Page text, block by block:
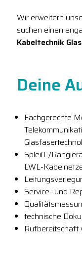
Wir erweitern
suchen einen
Kabeltechnik
Deine
Fachgerechte
Spleiß-/
LWL-
Service- und
technische
Rufbereitschaft